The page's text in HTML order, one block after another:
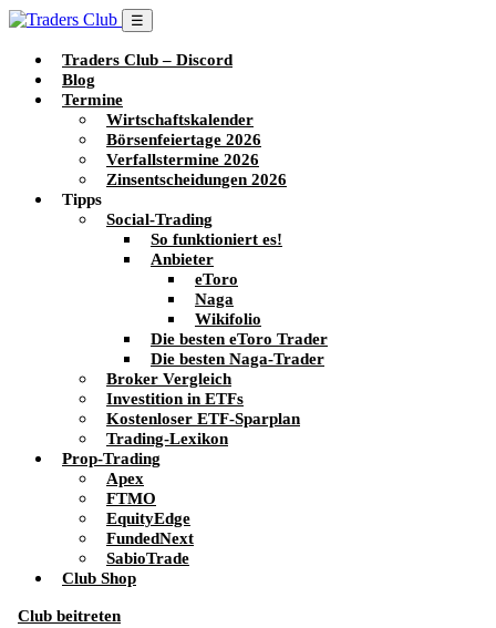
☰
Traders Club – Discord
Blog
Termine
Wirtschaftskalender
Börsenfeiertage 2026
Verfallstermine 2026
Zinsentscheidungen 2026
Tipps
Social-Trading
So funktioniert es!
Anbieter
eToro
Naga
Wikifolio
Die besten eToro Trader
Die besten Naga-Trader
Broker Vergleich
Investition in ETFs
Kostenloser ETF-Sparplan
Trading-Lexikon
Prop-Trading
Apex
FTMO
EquityEdge
FundedNext
SabioTrade
Club Shop
Club beitreten